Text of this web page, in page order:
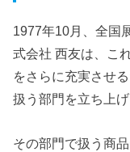
1977年10月、全国
式会社 西友は、こ
をさらに充実させ
扱う部門を立ち上げ
その部門で扱う商